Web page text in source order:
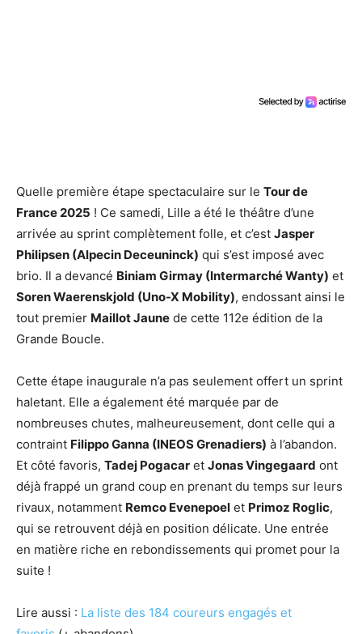
Quelle première étape spectaculaire sur le Tour de
France 2025 ! Ce samedi, Lille a été le théâtre d’une
arrivée au sprint complètement folle, et c’est Jasper
Philipsen (Alpecin Deceuninck) qui s’est imposé avec
brio. Il a devancé Biniam Girmay (Intermarché Wanty) et
Soren Waerenskjold (Uno-X Mobility), endossant ainsi le
tout premier Maillot Jaune de cette 112e édition de la
Grande Boucle.
Cette étape inaugurale n’a pas seulement offert un sprint
haletant. Elle a également été marquée par de
nombreuses chutes, malheureusement, dont celle qui a
contraint Filippo Ganna (INEOS Grenadiers) à l’abandon.
Et côté favoris, Tadej Pogacar et Jonas Vingegaard ont
déjà frappé un grand coup en prenant du temps sur leurs
rivaux, notamment Remco Evenepoel et Primoz Roglic,
qui se retrouvent déjà en position délicate. Une entrée
en matière riche en rebondissements qui promet pour la
suite !
Lire aussi : La liste des 184 coureurs engagés et